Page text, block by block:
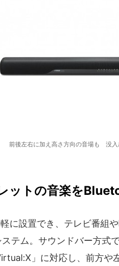
前後左右に加え高さ方向の音場も 没入
ットの音楽を
に設置でき、テレビ番組
テム。サウンドバー方式
」に対応し、前方や